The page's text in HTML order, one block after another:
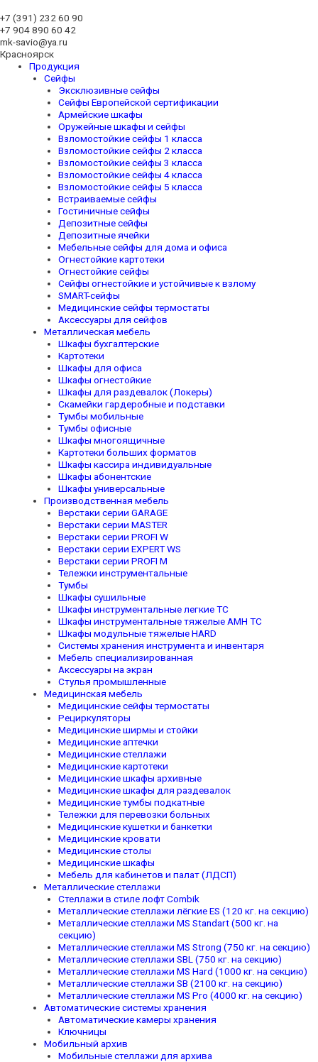
+7 (391) 232 60 90
+7 904 890 60 42
mk-savio@ya.ru
Красноярск
Продукция
Сейфы
Эксклюзивные сейфы
Сейфы Европейской сертификации
Армейские шкафы
Оружейные шкафы и сейфы
Взломостойкие сейфы 1 класса
Взломостойкие сейфы 2 класса
Взломостойкие сейфы 3 класса
Взломостойкие сейфы 4 класса
Взломостойкие сейфы 5 класса
Встраиваемые сейфы
Гостиничные сейфы
Депозитные сейфы
Депозитные ячейки
Мебельные сейфы для дома и офиса
Огнестойкие картотеки
Огнестойкие сейфы
Сейфы огнестойкие и устойчивые к взлому
SMART-сейфы
Медицинские сейфы термостаты
Аксессуары для сейфов
Металлическая мебель
Шкафы бухгалтерские
Картотеки
Шкафы для офиса
Шкафы огнестойкие
Шкафы для раздевалок (Локеры)
Скамейки гардеробные и подставки
Тумбы мобильные
Тумбы офисные
Шкафы многоящичные
Картотеки больших форматов
Шкафы кассира индивидуальные
Шкафы абонентские
Шкафы универсальные
Производственная мебель
Верстаки серии GARAGE
Верстаки серии MASTER
Верстаки серии PROFI W
Верстаки серии EXPERT WS
Верстаки серии PROFI M
Тележки инструментальные
Тумбы
Шкафы сушильные
Шкафы инструментальные легкие TC
Шкафы инструментальные тяжелые AMH TC
Шкафы модульные тяжелые HARD
Системы хранения инструмента и инвентаря
Мебель специализированная
Аксессуары на экран
Стулья промышленные
Медицинская мебель
Медицинские сейфы термостаты
Рециркуляторы
Медицинские ширмы и стойки
Медицинские аптечки
Медицинские стеллажи
Медицинские картотеки
Медицинские шкафы архивные
Медицинские шкафы для раздевалок
Медицинские тумбы подкатные
Тележки для перевозки больных
Медицинские кушетки и банкетки
Медицинские кровати
Медицинские столы
Медицинские шкафы
Мебель для кабинетов и палат (ЛДСП)
Металлические стеллажи
Стеллажи в стиле лофт Combik
Металлические стеллажи лёгкие ES (120 кг. на секцию)
Металлические стеллажи MS Standart (500 кг. на
секцию)
Металлические стеллажи MS Strong (750 кг. на секцию)
Металлические стеллажи SBL (750 кг. на секцию)
Металлические стеллажи MS Hard (1000 кг. на секцию)
Металлические стеллажи SB (2100 кг. на секцию)
Металлические стеллажи MS Pro (4000 кг. на секцию)
Автоматические системы хранения
Автоматические камеры хранения
Ключницы
Мобильный архив
Мобильные стеллажи для архива